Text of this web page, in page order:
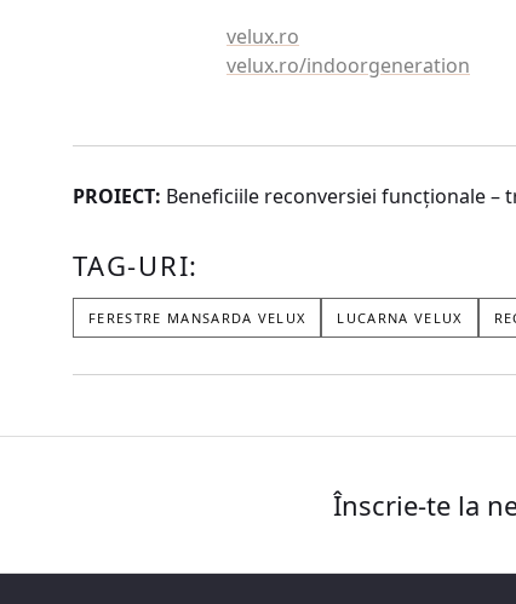
velux.ro
velux.ro/indoorgeneration
PROIECT: Beneficiile reconversiei funcționale –
TAG-URI:
FERESTRE MANSARDA VELUX LUCARNA VELUX
Înscrie-te la